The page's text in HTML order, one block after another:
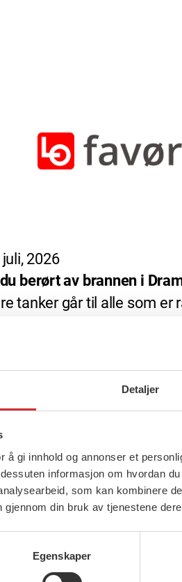
Detaljer
å gi innhold og annonser et
informasjon om hvordan
som kan kombinere
din bruk av tjenestene
Egenskaper
2026
berørt av brannen i
tanker går til alle som er
2026